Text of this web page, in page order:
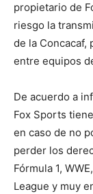
propietario de
riesgo la
de la Concacaf,
entre equipos
De acuerdo a
Fox Sports
en caso de no
perder los
Fórmula 1,
League y muy